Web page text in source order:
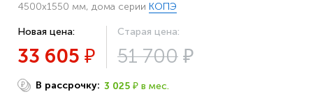
4500х1550 мм, дома серии КОПЭ
Новая цена:
33 605 ₽
Старая цена:
51 700 ₽
₽ В рассрочку: 3 025 ₽ в мес.